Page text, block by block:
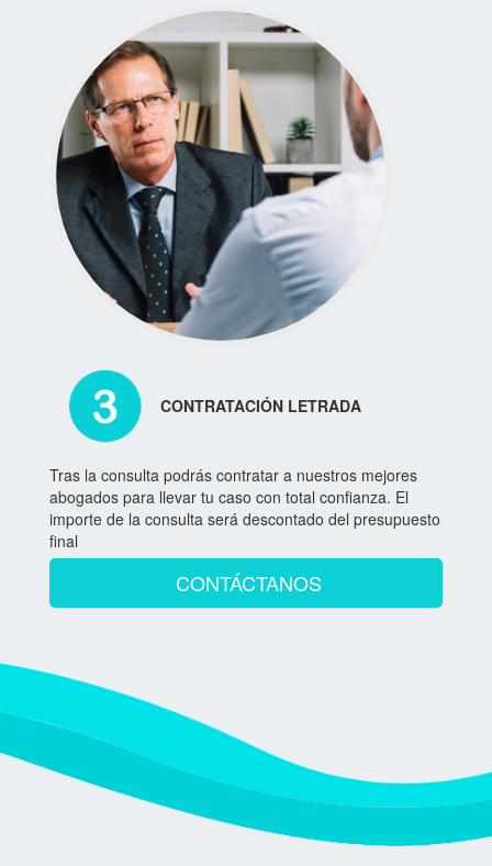
CONTRATACIÓN LETRADA
Tras la consulta podrás contratar a nuestros mejores
abogados para llevar tu caso con total confianza. El
importe de la consulta será descontado del presupuesto
final
CONTÁCTANOS